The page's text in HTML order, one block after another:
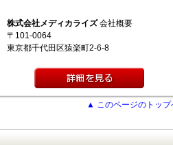
株式会社メディカライズ会社概要
〒101-0064
東京都千代田区猿楽町2-6-8
▲ このページのトップ